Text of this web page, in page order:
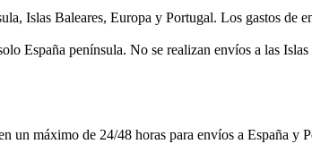
Baleares, Europa y Portugal. Los gastos de
España península. No se realizan envíos a las
máximo de 24/48 horas para envíos a España y